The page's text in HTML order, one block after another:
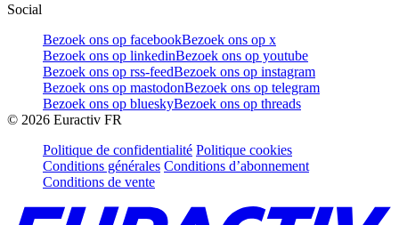
Social
Bezoek ons op facebookBezoek ons op x
Bezoek ons op linkedinBezoek ons op youtube
Bezoek ons op rss-feedBezoek ons op instagram
Bezoek ons op mastodonBezoek ons op telegram
Bezoek ons op blueskyBezoek ons op threads
© 2026 Euractiv FR
Politique de confidentialité Politique cookies
Conditions générales Conditions d’abonnement
Conditions de vente